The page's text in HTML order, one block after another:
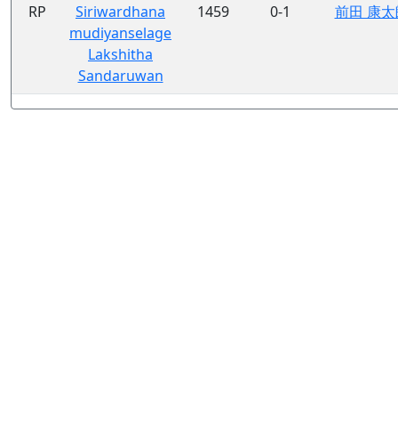
RP
Siriwardhana
mudiyanselage
Lakshitha
Sandaruwan
1459 0-1 前田 康